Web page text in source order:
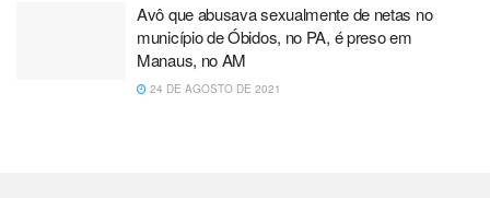
Avô que abusava sexualmente de netas no
município de Óbidos, no PA, é preso em
Manaus, no AM
24 DE AGOSTO DE 2021